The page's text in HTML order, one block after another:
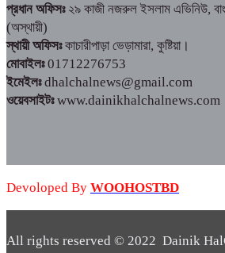
প্রধান অফিসঃ২৯ কাজী নজরুল ইসলাম এভিনিউ,
(অস্থায়ী)
স্থায়ী অফিসঃকাচারীপাড়া ভেড়ামারা, কুষ্টিয়া।
মোবাইলঃ01712276753
ইমেইলঃdhalchalnews@gmail.com
ওয়েবসাইটঃwww.dainikhalchalnews.com
Devoloped By WOOHOSTBD
All rights reserved © 2022 Dainik